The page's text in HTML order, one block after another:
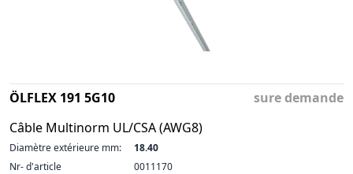
ÖLFLEX 191 5G10
Câble Multinorm UL/CSA (AWG8)
sure demande
Diamètre extérieure mm:
18.40
Nr- d'article
0011170